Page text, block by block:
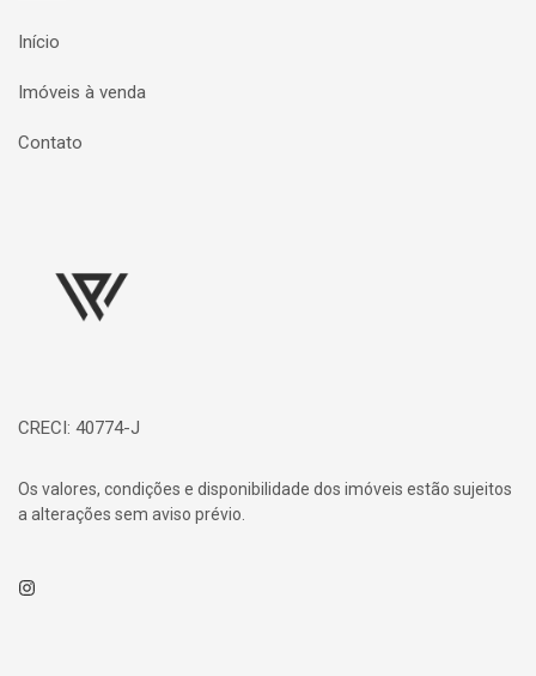
Início
Imóveis à venda
Contato
CRECI: 40774-J
Os valores, condições e disponibilidade dos imóveis estão sujeitos
a alterações sem aviso prévio.
Instagram